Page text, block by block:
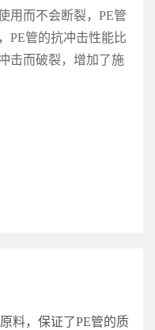
用而不会断裂，PE管
PE管的抗冲击性能比
击而破裂，增加了施
料，保证了PE管的质